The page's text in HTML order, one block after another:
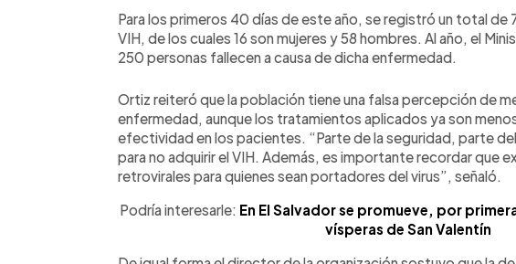
Para los primeros 40 días de este año, se registró un total
VIH, de los cuales 16 son mujeres y 58 hombres. Al año, el
250 personas fallecen a causa de dicha enfermedad.
Ortiz reiteró que la población tiene una falsa percepción de
enfermedad, aunque los tratamientos aplicados ya son
efectividad en los pacientes. “Parte de la seguridad, parte
para no adquirir el VIH. Además, es importante recordar que
retrovirales para quienes sean portadores del virus”, señaló.
Podría interesarle: En El Salvador se promueve, por
vísperas de San Valentín